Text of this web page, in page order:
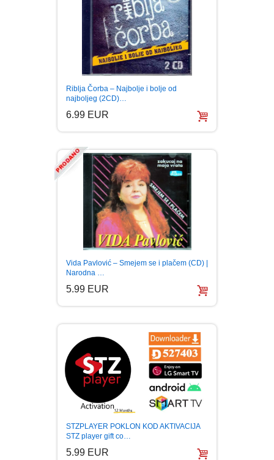
Riblja Čorba – Najbolje i bolje od
najboljeg (2CD)…
6.99 EUR
Vida Pavlović – Smejem se i plačem (CD) |
Narodna …
5.99 EUR
STZPLAYER POKLON KOD AKTIVACIJA
STZ player gift co…
5.99 EUR